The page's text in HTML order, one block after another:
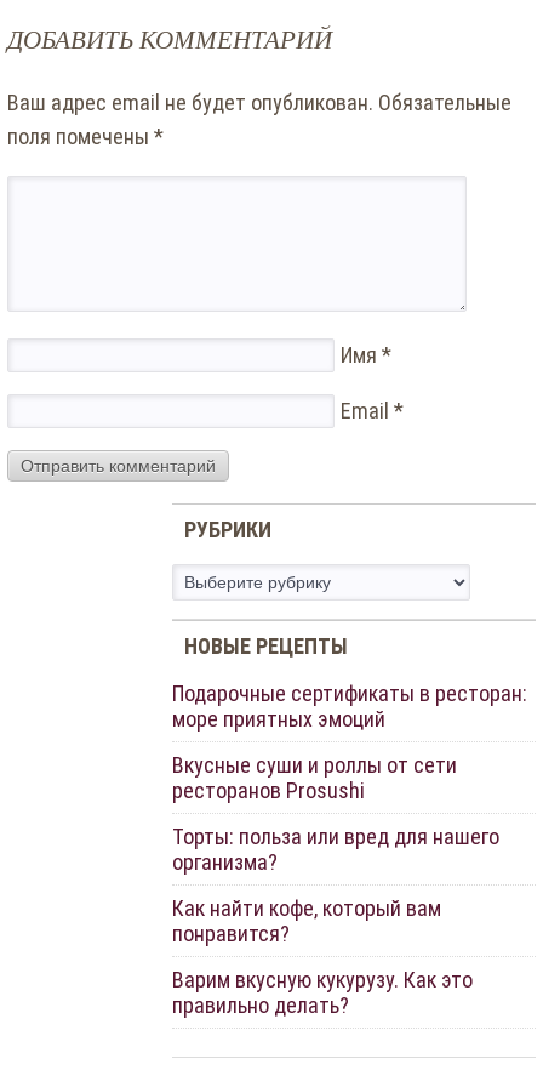
ДОБАВИТЬ КОММЕНТАРИЙ
Ваш адрес email не будет опубликован. Обязательные
поля помечены *
Имя *
Email *
РУБРИКИ
Рубрики
НОВЫЕ РЕЦЕПТЫ
Подарочные сертификаты в ресторан:
море приятных эмоций
Вкусные суши и роллы от сети
ресторанов Prosushi
Торты: польза или вред для нашего
организма?
Как найти кофе, который вам
понравится?
Варим вкусную кукурузу. Как это
правильно делать?